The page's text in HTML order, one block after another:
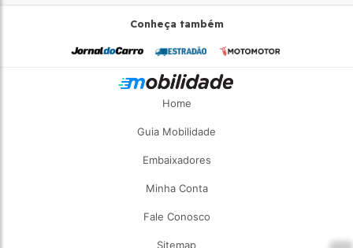
Conheça também
Home
Guia Mobilidade
Embaixadores
Minha Conta
Fale Conosco
Sitemap